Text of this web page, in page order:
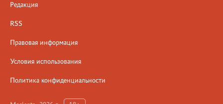
Редакция
RSS
Правовая информация
Условия использования
Политика конфиденциальности